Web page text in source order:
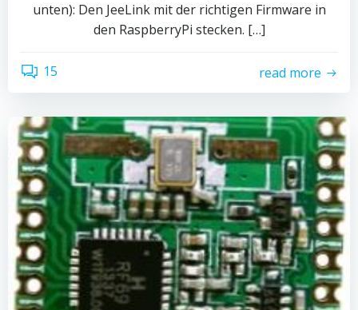
unten): Den JeeLink mit der richtigen Firmware in
den RaspberryPi stecken. […]
15 read more